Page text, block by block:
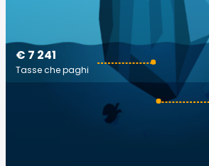
€ 7 241
Tasse che paghi